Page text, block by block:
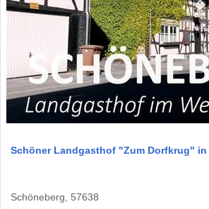
Schöner Landgasthof "Zum Dorfkrug" in
Schöneberg, 57638